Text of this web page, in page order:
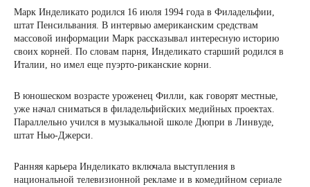
Марк Инделикато родился 16 июля 1994 года в Филадельфии,
штат Пенсильвания. В интервью американским средствам
массовой информации Марк рассказывал интересную историю
своих корней. По словам парня, Инделикато старший родился в
Италии, но имел еще пуэрто-риканские корни.
В юношеском возрасте уроженец Филли, как говорят местные,
уже начал сниматься в филадельфийских медийных проектах.
Параллельно учился в музыкальной школе Дюпри в Линвуде,
штат Нью-Джерси.
Ранняя карьера Инделикато включала выступления в
национальной телевизионной рекламе и в комедийном сериале